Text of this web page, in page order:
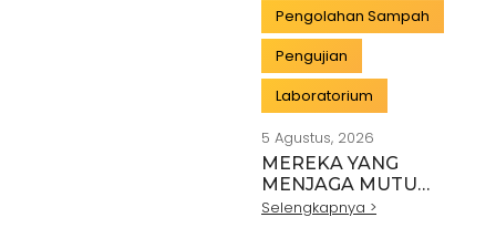
Pengolahan Sampah
Pengujian
Laboratorium
5 Agustus, 2026
MEREKA YANG
MENJAGA MUTU
INDONESIA:
Selengkapnya >